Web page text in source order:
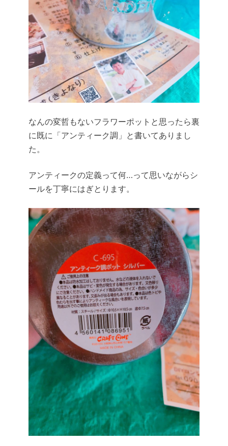
なんの変哲もないフラワーポットと思ったら裏
に既に「アンティーク調」と書いてありまし
た。
アンティークの定義って何…って思いながらシ
ールを丁寧にはぎとります。